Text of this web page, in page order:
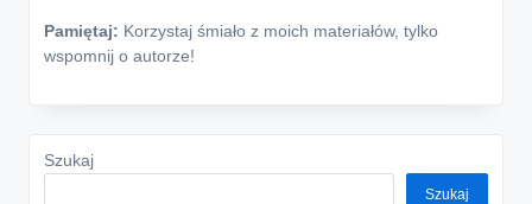
Pamiętaj: Korzystaj śmiało z moich materiałów, tylko
wspomnij o autorze!
Szukaj
Szukaj